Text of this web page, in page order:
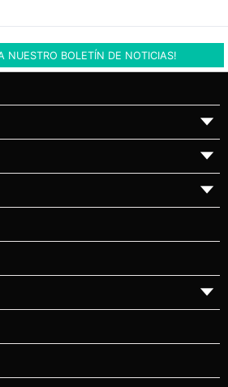
NUESTRO BOLETÍN DE NOTICIAS!
▼
▼
▼
▼